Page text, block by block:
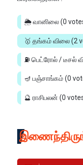
🌦️ வானிலை(0
🥇 தங்கம் விலை(2
⛽ பெட்ரோல் / டீசல்
🪔 பஞ்சாங்கம்(0
🔮 ராசிபலன் (0